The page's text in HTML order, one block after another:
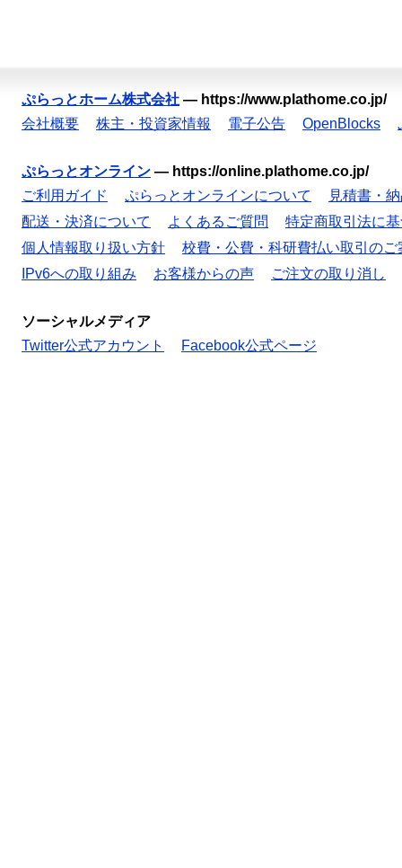
ぷらっとホーム株式会社 — https://www.plathome.co.jp/
会社概要
株主・投資家情報 電子公告 OpenBlocks
ぷらっとオンライン — https://online.plathome.co.jp/
ご利用ガイド
ぷらっとオンラインについて
見積書・
配送・決済について
よくあるご質問
特定商取引法に
個人情報取り扱い方針
校費・公費・科研費払い取引のご
IPv6への取り組み
お客様からの声 ご注文の取り消し
ソーシャルメディア
Twitter公式アカウント
Facebook公式ページ